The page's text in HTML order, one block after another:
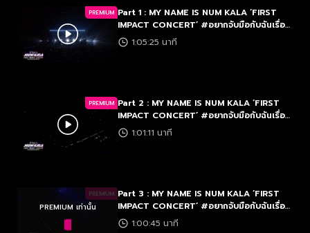
PREMIUM Part 1 : MY NAME IS NUM KALA ‘FIRST
IMPACT CONCERT’ #อยากจับมือกับฉันเรื่อย
ไปรึเปล่า1:05:25 นาที
PREMIUM Part 2 : MY NAME IS NUM KALA ‘FIRST
IMPACT CONCERT’ #อยากจับมือกับฉันเรื่อย
ไปรึเปล่า
1:01:11 นาที
PREMIUM
PREMIUM เท่านั้น
Part 3 : MY NAME IS NUM KALA ‘FIRST
IMPACT CONCERT’ #อยากจับมือกับฉันเรื่อย
ไปรึเปล่า
1:00:45 นาที